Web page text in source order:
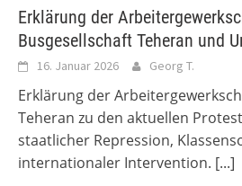
Erklärung der
Busgesellschaft Teheran und
16. Januar 2026 Georg T.
Erklärung der
Teheran zu den aktuellen
staatlicher Repression,
internationaler Intervention. [...]